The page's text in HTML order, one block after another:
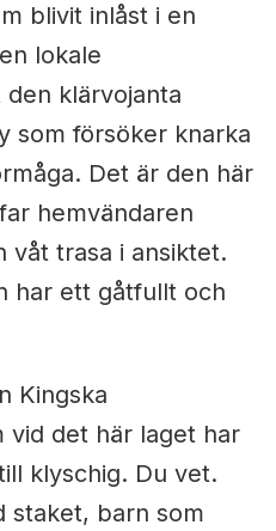
blivit inlåst i en
lokale
klärvojanta
som försöker knarka
Det är den här
hemvändaren
våt trasa i ansiktet.
har ett gåtfullt och
Kingska
vid det här laget har
klyschig. Du vet.
staket, barn som